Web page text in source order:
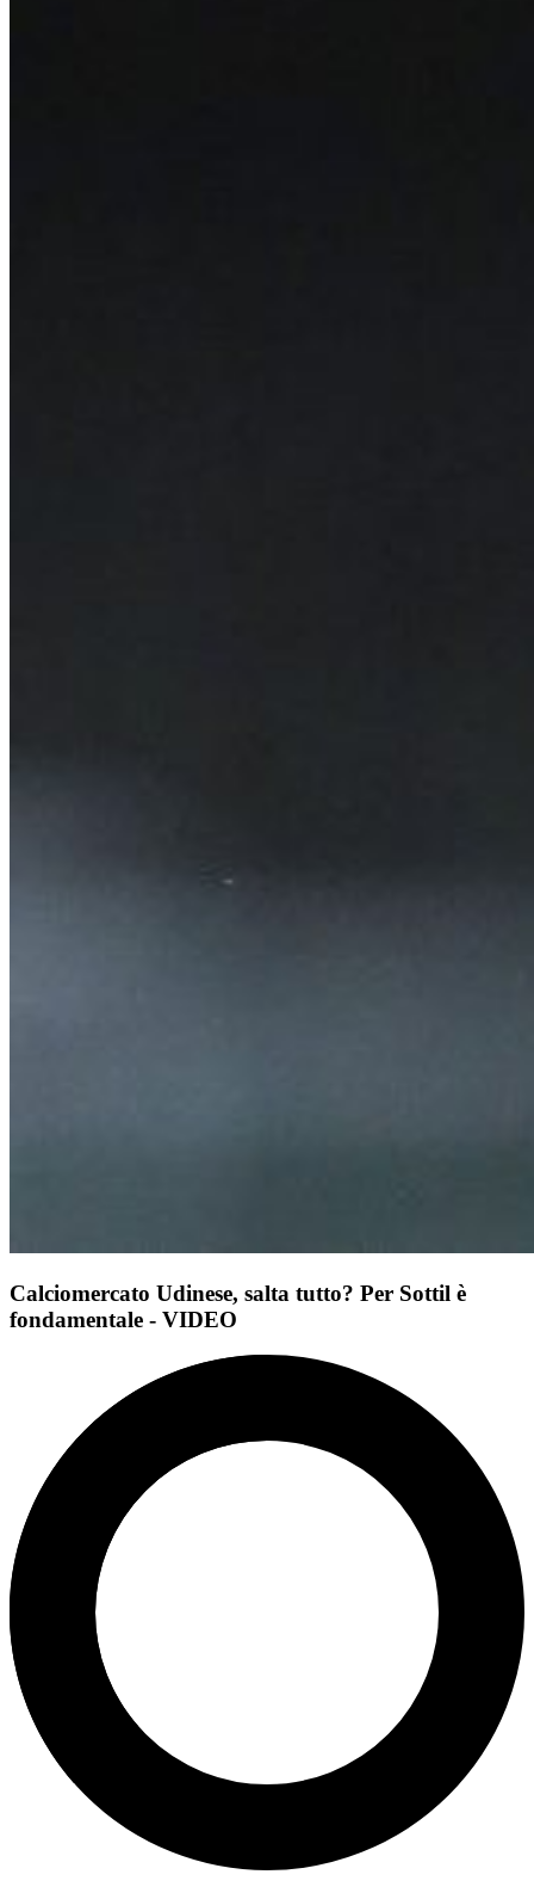
Calciomercato Udinese, salta tutto? Per Sottil è
fondamentale - VIDEO